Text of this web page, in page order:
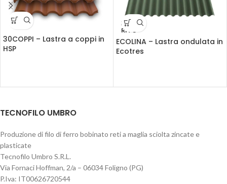
30COPPI – Lastra a coppi in
HSP
ESAU
RITO
ECOLINA – Lastra ondulata in
Ecotres
TECNOFILO UMBRO
Produzione di filo di ferro bobinato reti a maglia sciolta zincate e
plasticate
Tecnofilo Umbro S.R.L.
Via Fornaci Hoffman, 2/a – 06034 Foligno (PG)
P.Iva: IT00626720544